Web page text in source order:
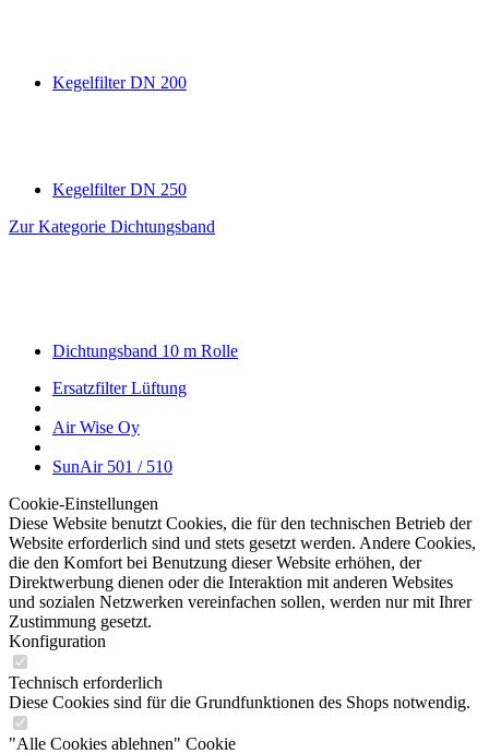
Kegelfilter DN 200
Kegelfilter DN 250
Zur Kategorie Dichtungsband
Dichtungsband 10 m Rolle
Ersatzfilter Lüftung
Air Wise Oy
SunAir 501 / 510
Cookie-Einstellungen
Diese Website benutzt Cookies, die für den technischen Betrieb der
Website erforderlich sind und stets gesetzt werden. Andere Cookies,
die den Komfort bei Benutzung dieser Website erhöhen, der
Direktwerbung dienen oder die Interaktion mit anderen Websites
und sozialen Netzwerken vereinfachen sollen, werden nur mit Ihrer
Zustimmung gesetzt.
Konfiguration
Technisch erforderlich
Diese Cookies sind für die Grundfunktionen des Shops notwendig.
"Alle Cookies ablehnen" Cookie